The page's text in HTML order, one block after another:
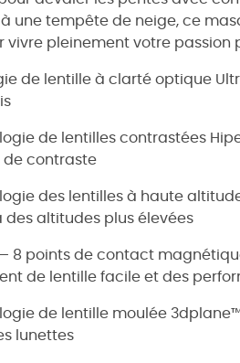
une tempête de neige, ce
vivre pleinement votre passion
de lentille à clarté optique
de lentilles contrastées
de contraste
des lentilles à haute
des altitudes plus élevées
8 points de contact
de lentille facile et des
de lentille moulée
lunettes